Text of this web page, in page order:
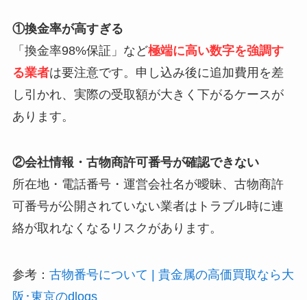
①換金率が高すぎる
「換金率98%保証」など極端に高い数字を強調す
る業者は要注意です。申し込み後に追加費用を差
し引かれ、実際の受取額が大きく下がるケースが
あります。
②会社情報・古物商許可番号が確認できない
所在地・電話番号・運営会社名が曖昧、古物商許
可番号が公開されていない業者はトラブル時に連
絡が取れなくなるリスクがあります。
参考： 古物番号について | 貴金属の高価買取なら大
阪･東京のdlogs